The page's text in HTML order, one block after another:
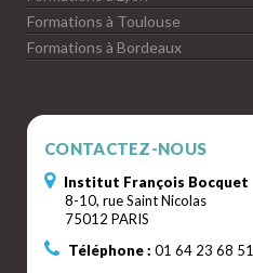
Formations à Toulouse
Formations à Bordeaux
CONTACTEZ-NOUS
Institut François Bocquet
8-10, rue Saint Nicolas
75012 PARIS
Téléphone : 01 64 23 68 51